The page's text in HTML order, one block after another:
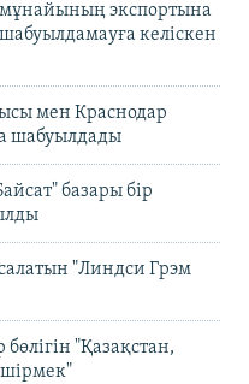
экспортына
келіскен
мен Краснодар
шабуылдады
базары бір
"Линдси Грэм
"Қазақстан,